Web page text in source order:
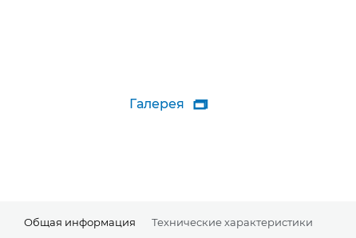
Галерея 
Общая информация Технические характеристики